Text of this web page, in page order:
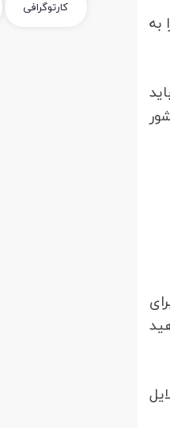
به
کارتوگرافی